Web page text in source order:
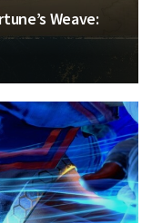
Weave: